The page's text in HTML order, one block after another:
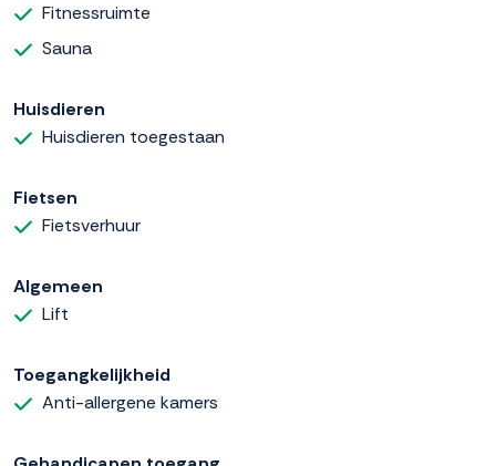
Fitnessruimte
Sauna
Huisdieren
Huisdieren toegestaan
Fietsen
Fietsverhuur
Algemeen
Lift
Toegangkelijkheid
Anti-allergene kamers